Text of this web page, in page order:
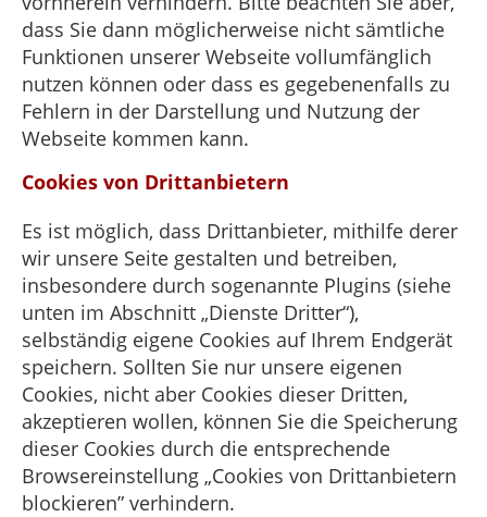
dass Sie dann möglicherweise nicht sämtliche
Funktionen unserer Webseite vollumfänglich
nutzen können oder dass es gegebenenfalls zu
Fehlern in der Darstellung und Nutzung der
Webseite kommen kann.
Cookies von Drittanbietern
Es ist möglich, dass Drittanbieter, mithilfe derer
wir unsere Seite gestalten und betreiben,
insbesondere durch sogenannte Plugins (siehe
unten im Abschnitt „Dienste Dritter“),
selbständig eigene Cookies auf Ihrem Endgerät
speichern. Sollten Sie nur unsere eigenen
Cookies, nicht aber Cookies dieser Dritten,
akzeptieren wollen, können Sie die Speicherung
dieser Cookies durch die entsprechende
Browsereinstellung „Cookies von Drittanbietern
blockieren” verhindern.